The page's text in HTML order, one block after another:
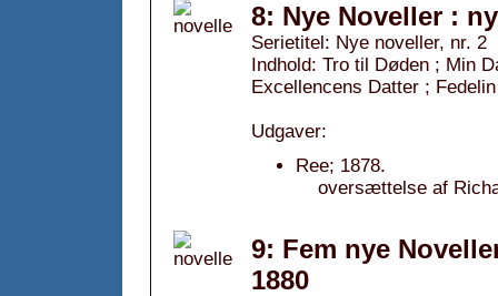
8: Nye Noveller :
Serietitel: Nye noveller, nr. 2
Indhold: Tro til Døden ; Min
Excellencens Datter ;
Udgaver:
Ree; 1878.
oversættelse af
9: Fem nye
1880